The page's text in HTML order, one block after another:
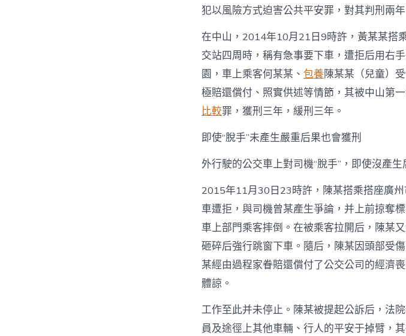
犯以風險方式迫害公共平安罪，對其判刑兩年
在中山，2014年10月21日9時許，黃某某搭
交站四周時，稱有急事要下車，遭拒后用右
園，車上乘客何某某、 包養陳某某（兒童）
極賠還償付、照實供述等情節，其被中山第
比較罪，獲刑三年，緩刑三年。
即使“脫手”未產生嚴重后果也會獲刑
外行駛的公交車上對司機“脫手”，即使沒產
2015年11月30日23時許，陳某搭乘搭座廣
車遭拒，與司機曾某產生爭論，并上前掠奪
車上部門乘客摔倒。在被乘客拉開后，陳某
砸碎后強行跳窗下車。隨后，陳某因頭部受
某經由過程家眷賠還償付了公交公司的經濟
體諒。
工作至此并未停止。陳某被提起公訴后，法
員及途徑上其他車輛、行人的平安于掉臂，